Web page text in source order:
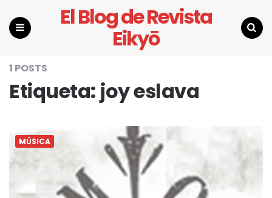
El Blog de Revista
Eikyō
1 POSTS
Etiqueta: joy eslava
MÚSICA